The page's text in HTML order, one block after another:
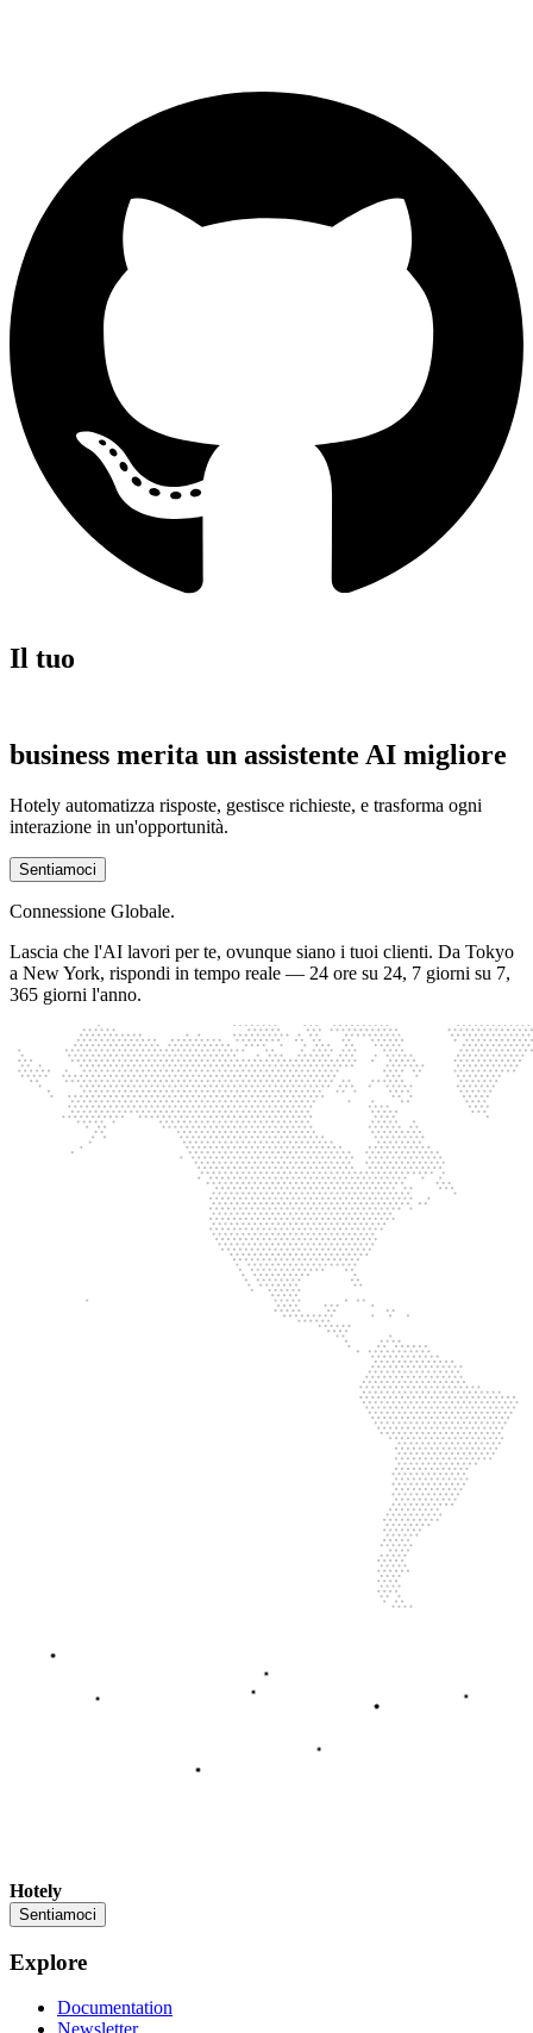
Il tuo
business merita un assistente AI migliore
Hotely automatizza risposte, gestisce richieste, e trasforma ogni
interazione in un'opportunità.
Sentiamoci
Connessione Globale.
Lascia che l'AI lavori per te, ovunque siano i tuoi clienti. Da Tokyo
a New York, rispondi in tempo reale — 24 ore su 24, 7 giorni su 7,
365 giorni l'anno.
Hotely
Sentiamoci
Explore
Documentation